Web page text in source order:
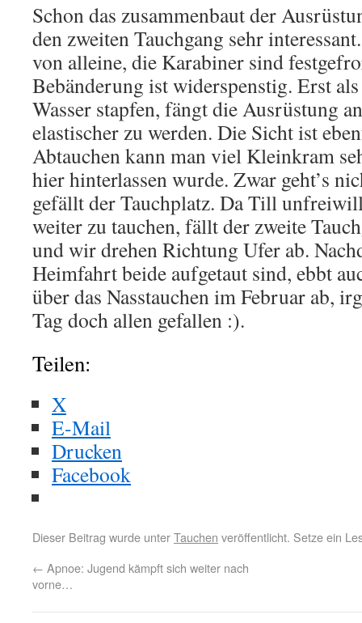
Schon das zusammenbaut der
den zweiten Tauchgang sehr
von alleine, die Karabiner sind
Bebänderung ist widerspenstig. Erst
Wasser stapfen, fängt die Ausrüstung
elastischer zu werden. Die Sicht ist
Abtauchen kann man viel Kleinkram
hier hinterlassen wurde. Zwar geht’s
gefällt der Tauchplatz. Da Till
weiter zu tauchen, fällt der zweite
und wir drehen Richtung Ufer ab.
Heimfahrt beide aufgetaut sind, ebbt
über das Nasstauchen im Februar ab,
Tag doch allen gefallen :).
Teilen:
X
E-Mail
Drucken
Facebook
Dieser Beitrag wurde unterTauchen veröffentlicht. Setze ein
← Apnoe: Jugend kämpft sich weiter nach
vorne…